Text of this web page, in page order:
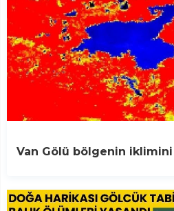
Van Gölü bölgenin